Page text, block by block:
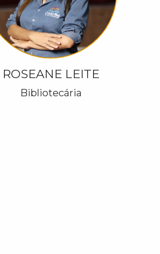
ROSEANE LEITE
Bibliotecária